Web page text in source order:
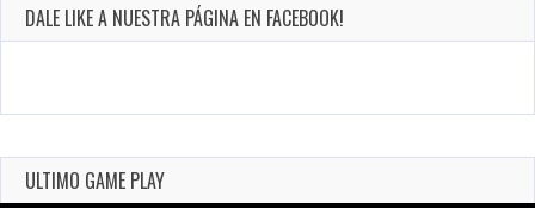
DALE LIKE A NUESTRA PÁGINA EN FACEBOOK!
ULTIMO GAME PLAY